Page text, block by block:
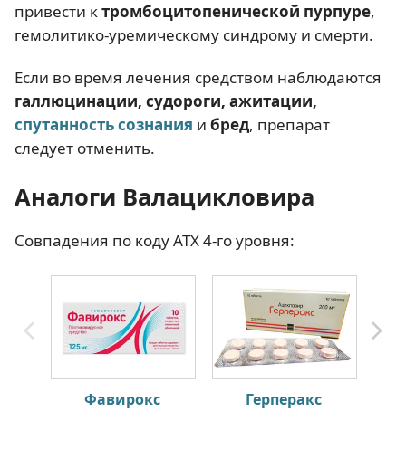
привести ктромбоцитопенической пурпуре,
гемолитико-уремическому синдрому и смерти.
Если во время лечения средством наблюдаются
галлюцинации, судороги, ажитации,
спутанность сознания и бред, препарат
следует отменить.
Аналоги Валацикловира
Совпадения по коду АТХ 4-го уровня:
Фавирокс Герперакс